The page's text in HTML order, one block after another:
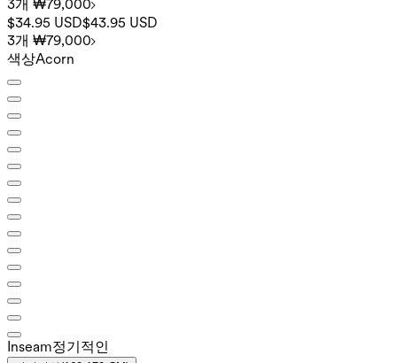
3개 ₩79,000
$34.95 USD$43.95 USD
3개 ₩79,000
색상Acorn
Inseam️정기적인